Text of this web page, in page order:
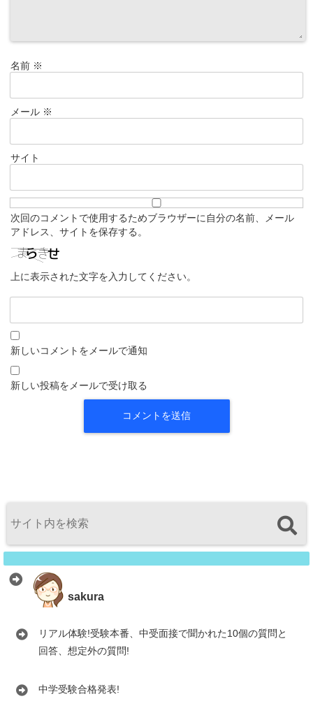
名前 ※
メール ※
サイト
次回のコメントで使用するためブラウザーに自分の名前、メール
アドレス、サイトを保存する。
上に表示された文字を入力してください。
新しいコメントをメールで通知
新しい投稿をメールで受け取る
sakura
リアル体験!受験本番、中受面接で聞かれた10個の質問と
回答、想定外の質問!
中学受験合格発表!